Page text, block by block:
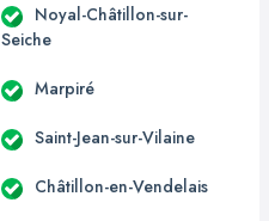
Noyal-Châtillon-sur-
Seiche
Marpiré
Saint-Jean-sur-Vilaine
Châtillon-en-Vendelais